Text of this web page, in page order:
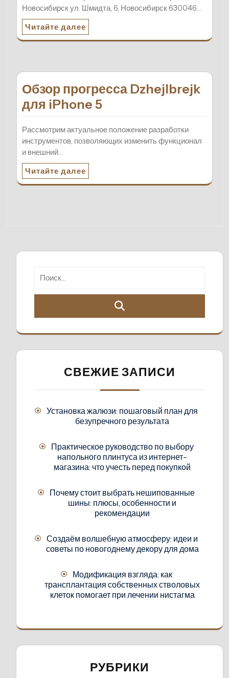
Новосибирск ул. Шмидта, 6, Новосибирск 630046…
Читайте далее
Обзор прогресса Dzhejlbrejk
для iPhone 5
Рассмотрим актуальное положение разработки
инструментов, позволяющих изменить функционал
и внешний…
Читайте далее
СВЕЖИЕ ЗАПИСИ
Установка жалюзи: пошаговый план для
безупречного результата
Практическое руководство по выбору
напольного плинтуса из интернет-
магазина: что учесть перед покупкой
Почему стоит выбрать нешипованные
шины: плюсы, особенности и
рекомендации
Создаём волшебную атмосферу: идеи и
советы по новогоднему декору для дома
Модификация взгляда: как
трансплантация собственных стволовых
клеток помогает при лечении нистагма
РУБРИКИ